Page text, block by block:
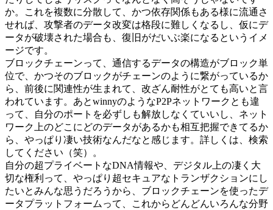
か。これを複数に分散して、かつ依存関係もある様に流通さ
せれば、攻撃者のデータ改変は格段に難しくなるし、仮にデ
ータが破壊された場合も、復旧がだいぶ楽になるというイメ
ージです。
ブロックチェーンって、通信するデータの構造がブロック単
位で、かつそのブロックがチェーンのように繋がっているか
ら、前後に関連性が生まれて、改ざん耐性がとても高いと言
われています。あとwinnyのようなP2Pネットワークとも違
って、自分のポートを必ずしも解放しなくていいし、ネット
ワーク上のどこにどのデータがあるかも相互把握できてるか
ら、やっぱり凄い技術なんだなと感じます。詳しくは、検索
してください（笑）。
自分の超プライベートなDNA情報や、デジタル上の凄く大
切な権利って、やっぱり超セキュアなトランザクションにし
たいとみんな思うだろうから、ブロックチェーンを使ったデ
ータプラットフォームって、これからどんどんいろんな分野